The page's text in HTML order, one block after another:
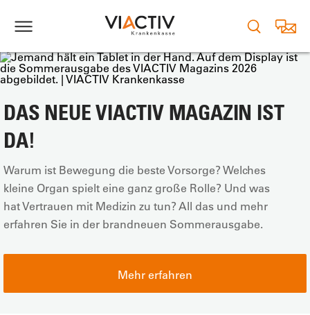
DAS NEUE VIACTIV MAGAZIN IST
DA!
Warum ist Bewegung die beste Vorsorge? Welches
kleine Organ spielt eine ganz große Rolle? Und was
hat Vertrauen mit Medizin zu tun? All das und mehr
erfahren Sie in der brandneuen Sommerausgabe.
Mehr erfahren